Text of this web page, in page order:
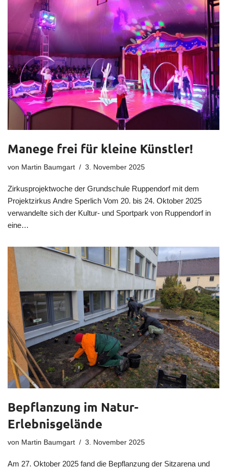
Manege frei für kleine Künstler!
von Martin Baumgart 3. November 2025
Zirkusprojektwoche der Grundschule Ruppendorf mit dem
Projektzirkus Andre Sperlich Vom 20. bis 24. Oktober 2025
verwandelte sich der Kultur- und Sportpark von Ruppendorf in
eine…
Bepflanzung im Natur-
Erlebnisgelände
von Martin Baumgart 3. November 2025
Am 27. Oktober 2025 fand die Bepflanzung der Sitzarena und